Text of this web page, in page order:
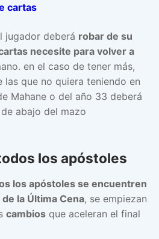
cartas
jugador deberá robar de su
necesite para volver a
en el caso de tener más,
las que no quiera teniendo en
Mahane o del año 33 deberá
abajo del mazo
los apóstoles
los apóstoles se encuentren
la Última Cena, se empiezan
cambios que aceleran el final